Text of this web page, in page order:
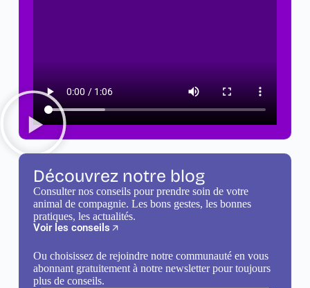
Découvrez notre blog
Consulter nos conseils pour prendre soin de votre
animal de compagnie. Les bons gestes, les bonnes
pratiques, les actualités.
Voir les conseils
Ou choisissez de rejoindre notre communauté en vous
abonnant gratuitement à notre newsletter pour toujours
plus de conseils.